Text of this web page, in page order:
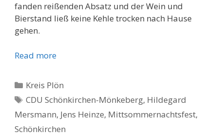
fanden reißenden Absatz und der Wein und
Bierstand ließ keine Kehle trocken nach Hause
gehen.
Read more
Kategorien
Kreis Plön
Schlagwörter
CDU Schönkirchen-Mönkeberg, Hildegard
Mersmann, Jens Heinze, Mittsommernachtsfest,
Schönkirchen